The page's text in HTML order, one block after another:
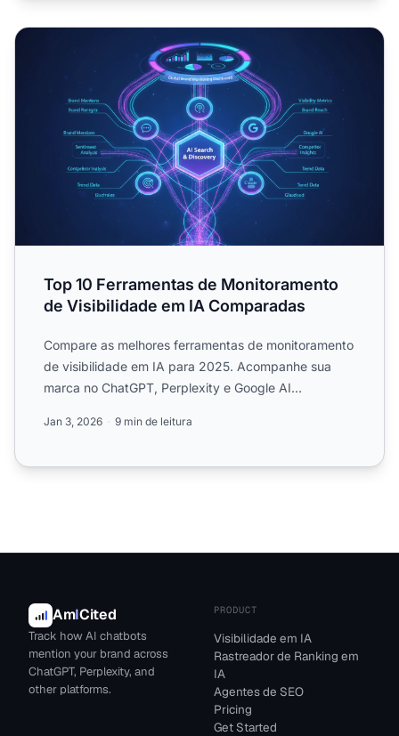
Top 10 Ferramentas de Monitoramento de Visibilidade
Top 10 Ferramentas de Monitoramento
de Visibilidade em IA Comparadas
Compare as melhores ferramentas de monitoramento
de visibilidade em IA para 2025. Acompanhe sua
marca no ChatGPT, Perplexity e Google AI
Jan 3, 2026 9 min de leitura
AmICited
Track how AI chatbots
mention your brand across
ChatGPT, Perplexity, and
other platforms.
PRODUCT
Visibilidade em IA
Rastreador de Ranking em
IA
Agentes de SEO
Pricing
Get Started